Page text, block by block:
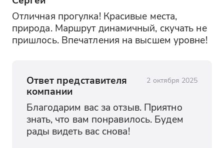
Отличная прогулка! Красивые места,
природа. Маршрут динамичный, скучать не
пришлось. Впечатления на высшем уровне!
Ответ представителя
компании
2 октября 2025
Благодарим вас за отзыв. Приятно
знать, что вам понравилось. Будем
рады видеть вас снова!